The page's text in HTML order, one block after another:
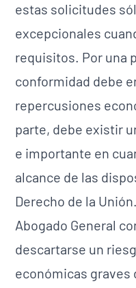
estas solicitudes
excepcionales
requisitos. Por una
conformidad debe
repercusiones
parte, debe existir
e importante en
alcance de las
Derecho de la
Abogado General
descartarse un
económicas graves